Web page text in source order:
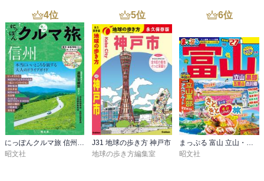
4位
昭文社
5位
J31 地球の歩き方 神戸市
地球の歩き方編集室
6位
昭文社